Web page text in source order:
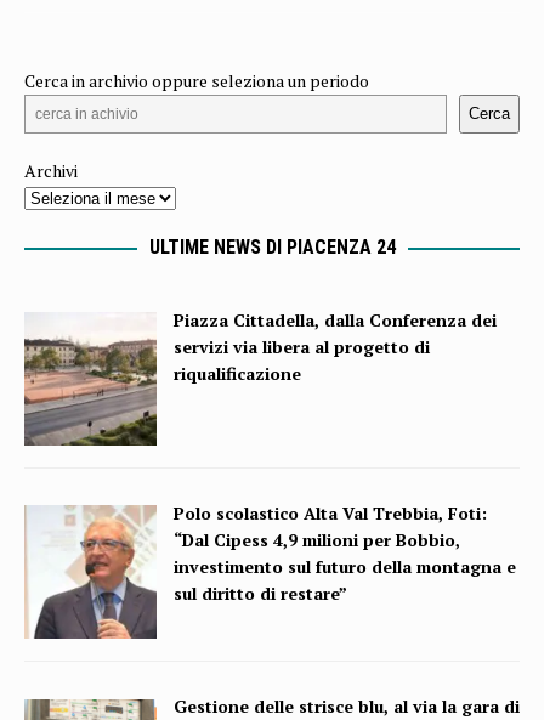
Cerca in archivio oppure seleziona un periodo
Cerca
Archivi
ULTIME NEWS DI PIACENZA 24
Piazza Cittadella, dalla Conferenza dei
servizi via libera al progetto di
riqualificazione
Polo scolastico Alta Val Trebbia, Foti:
“Dal Cipess 4,9 milioni per Bobbio,
investimento sul futuro della montagna e
sul diritto di restare”
Gestione delle strisce blu, al via la gara di